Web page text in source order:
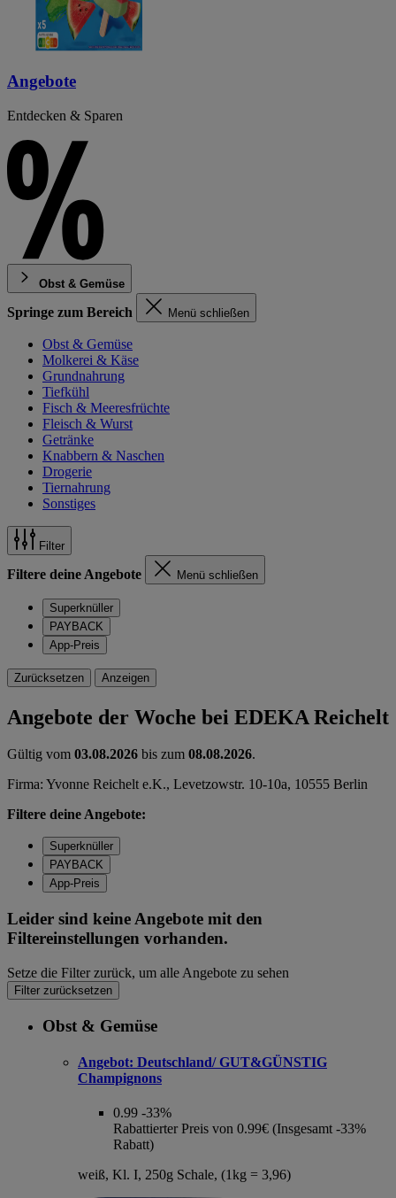
Angebote
Entdecken & Sparen
Obst & Gemüse
Springe zum Bereich Menü schließen
Obst & Gemüse
Molkerei & Käse
Grundnahrung
Tiefkühl
Fisch & Meeresfrüchte
Fleisch & Wurst
Getränke
Knabbern & Naschen
Drogerie
Tiernahrung
Sonstiges
Filter
Filtere deine Angebote Menü schließen
Superknüller
PAYBACK
App-Preis
Zurücksetzen Anzeigen
Angebote der Woche bei EDEKA Reichelt
Gültig vom 03.08.2026 bis zum 08.08.2026.
Firma: Yvonne Reichelt e.K., Levetzowstr. 10-10a, 10555 Berlin
Filtere deine Angebote:
Superknüller
PAYBACK
App-Preis
Leider sind keine Angebote mit den
Filtereinstellungen vorhanden.
Setze die Filter zurück, um alle Angebote zu sehen
Filter zurücksetzen
Obst & Gemüse
Angebot: Deutschland/ GUT&GÜNSTIG
Champignons
0.99 -33%
Rabattierter Preis von 0.99€ (Insgesamt -33%
Rabatt)
weiß, Kl. I, 250g Schale, (1kg = 3,96)